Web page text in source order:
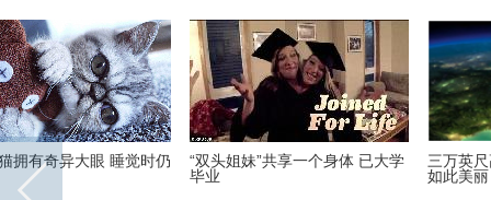
她帮女儿扎头发 居然扎出了10
万粉丝
世界50个民族的素颜美女代表都